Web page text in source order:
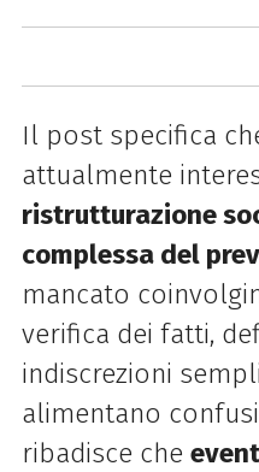
Il post specifica
attualmente
ristrutturazione
complessa del
mancato
verifica dei fatti,
indiscrezioni
alimentano
ribadisce che